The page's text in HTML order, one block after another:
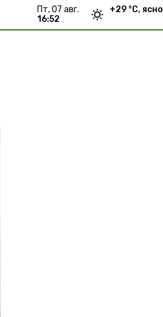
пт, 07 авг.
16:52
+29 °С, ясно